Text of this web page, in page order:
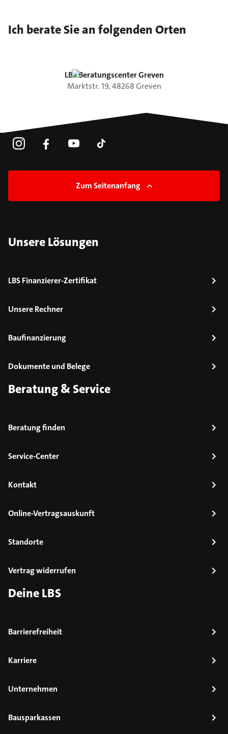
Ich berate Sie an folgenden Orten
LBS Beratungscenter Greven
Marktstr.19,48268Greven
Zum Seitenanfang
Unsere Lösungen
LBS Finanzierer-Zertifikat
Unsere Rechner
Baufinanzierung
Dokumente und Belege
Beratung & Service
Beratung finden
Service-Center
Kontakt
Online-Vertragsauskunft
Standorte
Vertrag widerrufen
Deine LBS
Barrierefreiheit
Karriere
Unternehmen
Bausparkassen